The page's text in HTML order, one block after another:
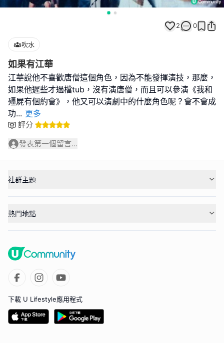
2 0
吹水
如果有江華
江華說他不喜歡唐僧這個角色，因為不能發揮演技，那麼，
如果他遲些才過檔tub，沒有演唐僧，而且可以參演《我和
殭屍有個約會》，他又可以演劇中的什麼角色呢？會不會成
功... 更多
評分
發表第一個留言...
社群主題
熱門地點
下載 U Lifestyle應用程式